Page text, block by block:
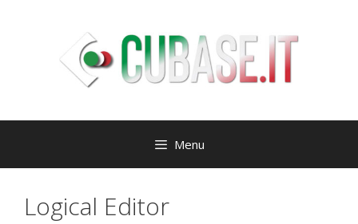
Menu
Logical Editor